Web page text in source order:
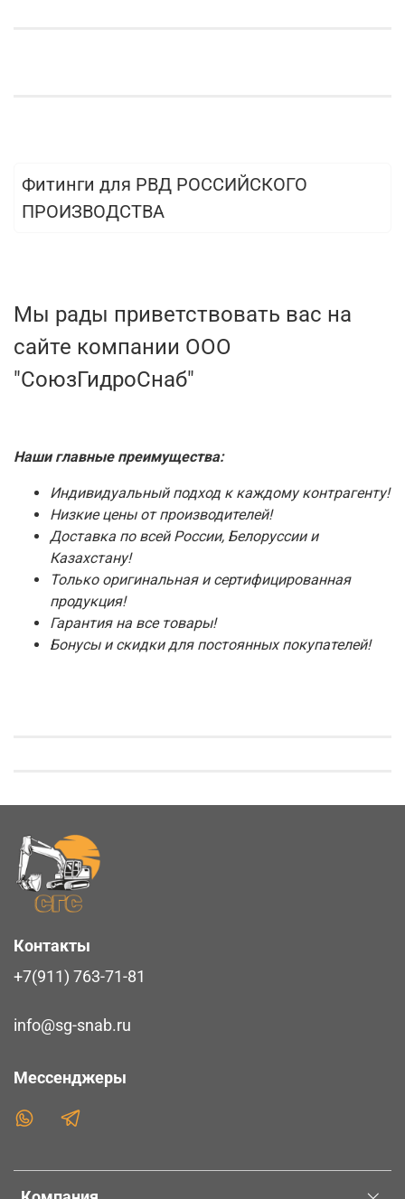
Фитинги для РВД РОССИЙСКОГО
ПРОИЗВОДСТВА
Мы рады приветствовать вас на
сайте компании ООО
"СоюзГидроСнаб"
Наши главные преимущества:
Индивидуальный подход к каждому контрагенту!
Низкие цены от производителей!
Доставка по всей России, Белоруссии и
Казахстану!
Только оригинальная и сертифицированная
продукция!
Гарантия на все товары!
Бонусы и скидки для постоянных покупателей!
Контакты
+7(911) 763-71-81
info@sg-snab.ru
Мессенджеры